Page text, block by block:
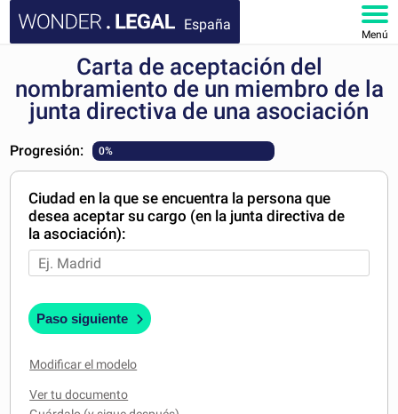
España
Menú
DOCUMENTOS
FAQ
MI CUENTA
Carta de aceptación del
nombramiento de un miembro de la
junta directiva de una asociación
Progresión: 0%
Ciudad en la que se encuentra la persona que
desea aceptar su cargo (en la junta directiva de
la asociación):
Paso siguiente
Modificar el modelo
Ver tu documento